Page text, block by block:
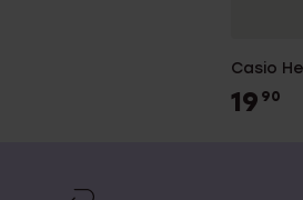
Casio
19 90